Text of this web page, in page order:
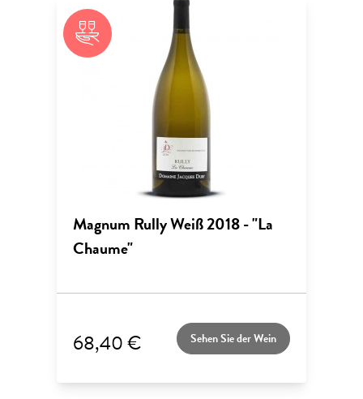
Magnum Rully Weiß 2018 - "La
Chaume"
68,40 € Sehen Sie der Wein